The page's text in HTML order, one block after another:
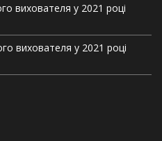
вихователя у 2021 році
вихователя у 2021 році